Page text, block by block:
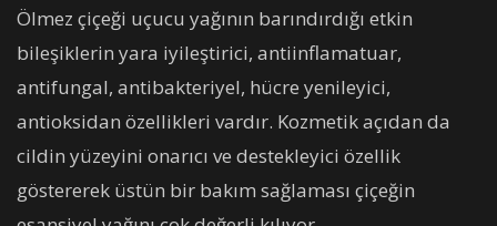
Ölmez çiçeği uçucu yağının barındırdığı etkin
bileşiklerin yara iyileştirici, antiinflamatuar,
antifungal, antibakteriyel, hücre yenileyici,
antioksidan özellikleri vardır. Kozmetik açıdan da
cildin yüzeyini onarıcı ve destekleyici özellik
göstererek üstün bir bakım sağlaması çiçeğin